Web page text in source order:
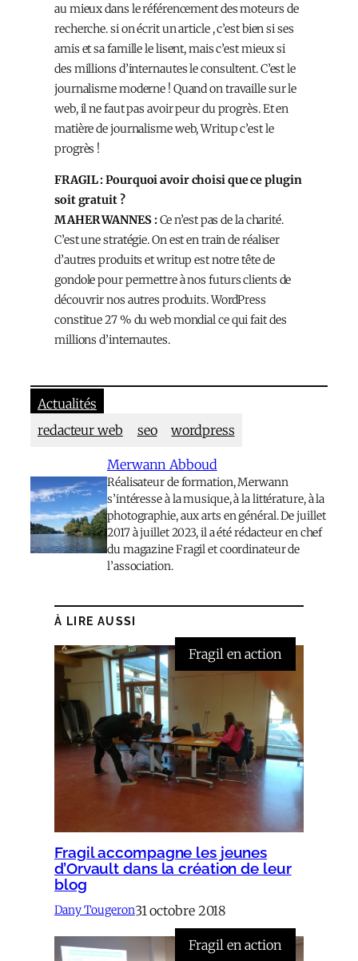
au mieux dans le référencement des moteurs de
recherche. si on écrit un article , c’est bien si ses
amis et sa famille le lisent, mais c’est mieux si
des millions d’internautes le consultent. C’est le
journalisme moderne ! Quand on travaille sur le
web, il ne faut pas avoir peur du progrès. Et en
matière de journalisme web, Writup c’est le
progrès !
FRAGIL : Pourquoi avoir choisi que ce plugin
soit gratuit ?
MAHER WANNES :Ce n’est pas de la charité.
C’est une stratégie. On est en train de réaliser
d’autres produits et writup est notre tête de
gondole pour permettre à nos futurs clients de
découvrir nos autres produits. WordPress
constitue 27 % du web mondial ce qui fait des
millions d’internautes.
Actualités
redacteur web
seo wordpress
Merwann Abboud
Réalisateur de formation, Merwann
s’intéresse à la musique, à la littérature, à la
photographie, aux arts en général. De juillet
2017 à juillet 2023, il a été rédacteur en chef
du magazine Fragil et coordinateur de
l’association.
À LIRE AUSSI
Fragil en action
Fragil accompagne les jeunes
d’Orvault dans la création de leur
blog
Dany Tougeron31 octobre 2018
Fragil en action